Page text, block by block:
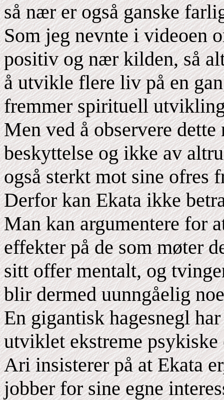
så nær er også ganske
Som jeg nevnte i videoen
positiv og nær kilden, så
å utvikle flere liv på en
fremmer spirituell
Men ved å observere
beskyttelse og ikke av
også sterkt mot sine ofres
Derfor kan Ekata ikke
Man kan argumentere for
effekter på de som møter
sitt offer mentalt, og
blir dermed uunngåelig
En gigantisk hagesnegl
utviklet ekstreme psykiske
Ari insisterer på at Ekata
jobber for sine egne